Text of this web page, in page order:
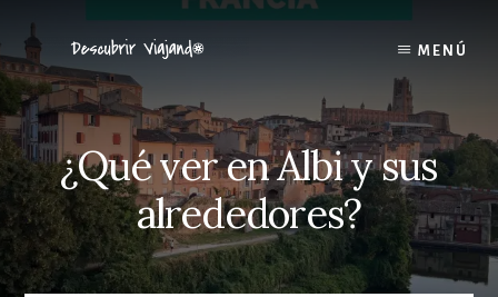
content
MENÚ
¿Qué ver en Albi y sus
alrededores?